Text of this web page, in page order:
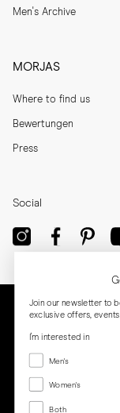
Men's Archive
MORJAS
Where to find us
Bewertungen
Press
Social
Join our newsletter to
exclusive offers,
I'm interested in
Menswear
Men's
Women's
Women's
Both
Both